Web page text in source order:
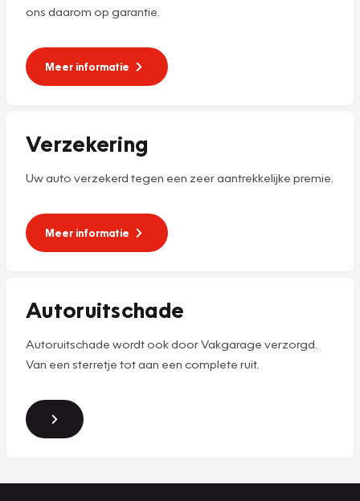
ons daarom op garantie.
Meer informatie
Verzekering
Uw auto verzekerd tegen een zeer aantrekkelijke premie.
Meer informatie
Autoruitschade
Autoruitschade wordt ook door Vakgarage verzorgd.
Van een sterretje tot aan een complete ruit.